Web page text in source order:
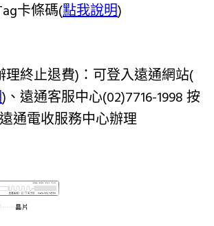
卡條碼(點我說明)
理終止退費)：可登入遠通網站(
)、遠通客服中心(02)7716-1998 按
通電收服務中心辦理